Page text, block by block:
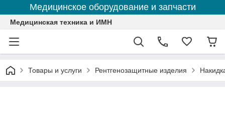
Медицинское оборудование и запчасти
Медицинская техника и ИМН
Товары и услуги Рентгенозащитные изделия